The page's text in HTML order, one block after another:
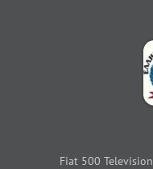
Fiat 500 Television